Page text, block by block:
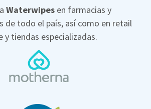
Waterwipes en farmacias y
de todo el país, así como en retail
y tiendas especializadas.